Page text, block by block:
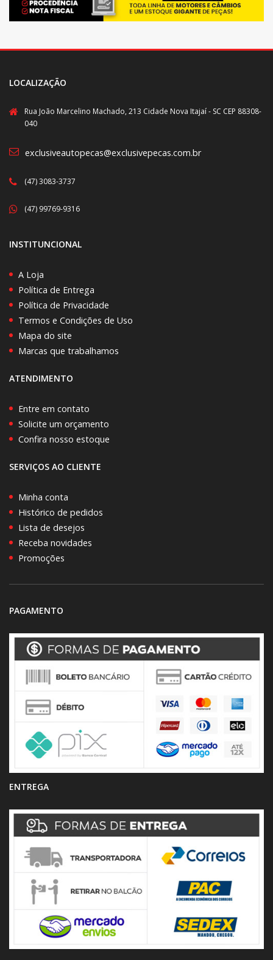
LOCALIZAÇÃO
Rua João Marcelino Machado, 213 Cidade Nova Itajaí - SC CEP 88308-
040
exclusiveautopecas@exclusivepecas.com.br
(47) 3083-3737
(47) 99769-9316
INSTITUNCIONAL
A Loja
Política de Entrega
Política de Privacidade
Termos e Condições de Uso
Mapa do site
Marcas que trabalhamos
ATENDIMENTO
Entre em contato
Solicite um orçamento
Confira nosso estoque
SERVIÇOS AO CLIENTE
Minha conta
Histórico de pedidos
Lista de desejos
Receba novidades
Promoções
PAGAMENTO
ENTREGA